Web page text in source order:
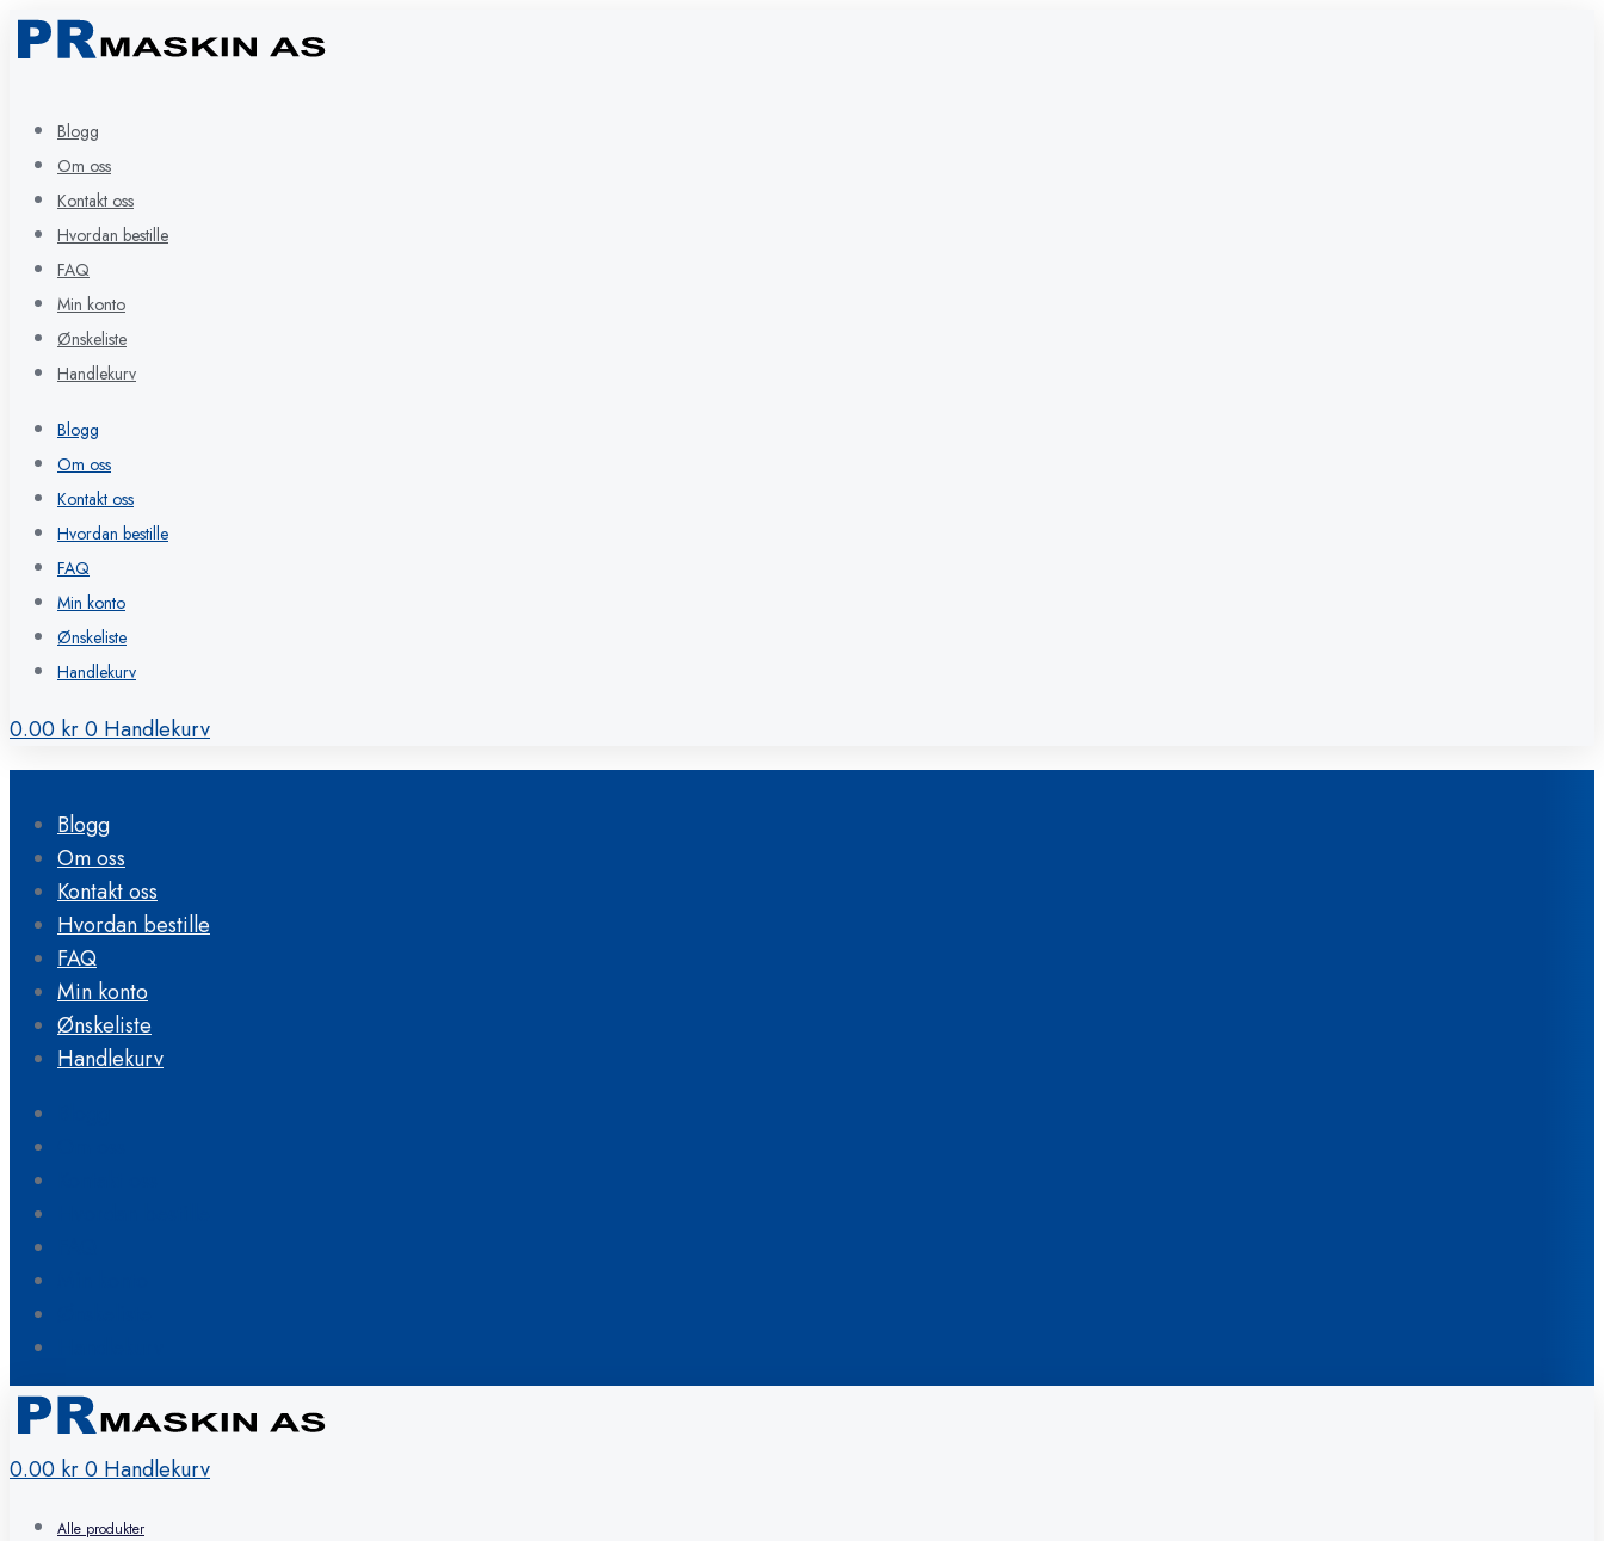
Blogg
Om oss
Kontakt oss
Hvordan bestille
FAQ
Min konto
Ønskeliste
Handlekurv
Blogg
Om oss
Kontakt oss
Hvordan bestille
FAQ
Min konto
Ønskeliste
Handlekurv
0.00kr0Handlekurv
Blogg
Om oss
Kontakt oss
Hvordan bestille
FAQ
Min konto
Ønskeliste
Handlekurv
0.00 kr0 Handlekurv
Alle produkter